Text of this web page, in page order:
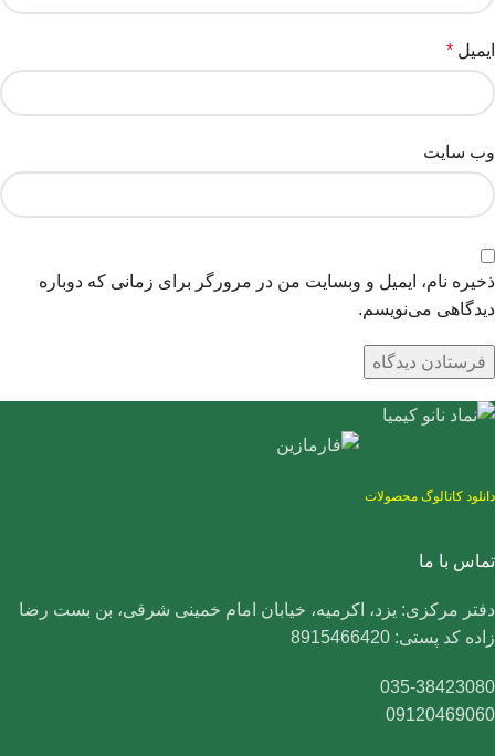
ایمیل *
وب‌ سایت
ذخیره نام، ایمیل و وبسایت من در مرورگر برای زمانی که دوباره
دیدگاهی می‌نویسم.
دانلود کاتالوگ محصولات
تماس با ما
دفتر مرکزی: یزد، اکرمیه، خیابان امام خمینی شرقی، بن بست رضا
زاده کد پستی: 8915466420
035-38423080
09120469060